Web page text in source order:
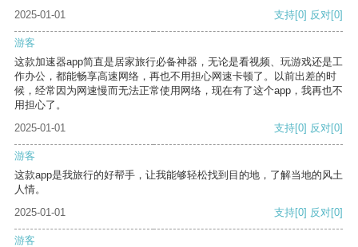
2025-01-01 支持[0] 反对[0]
游客
这款加速器app简直是居家旅行必备神器，无论是看视频、玩游戏还是工
作办公，都能畅享高速网络，再也不用担心网速卡顿了。以前出差的时
候，经常因为网速慢而无法正常使用网络，现在有了这个app，我再也不
用担心了。
2025-01-01
支持[0] 反对[0]
游客
这款app是我旅行的好帮手，让我能够轻松找到目的地，了解当地的风土
人情。
2025-01-01
支持[0] 反对[0]
游客